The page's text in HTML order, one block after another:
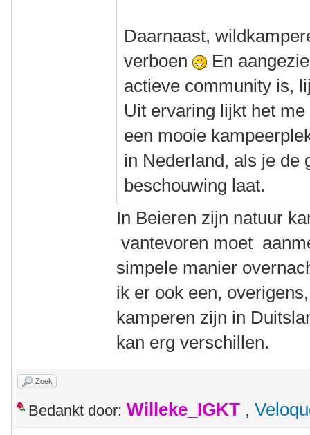
Daarnaast,
verboen
En
actieve community is,
Uit ervaring lijkt het
een mooie
in Nederland, als je de
beschouwing laat.
In Beieren zijn natuur
vantevoren moet
simpele manier
ik er ook een,
kamperen zijn in
kan erg verschillen.
Zoek
Bedankt door: Willeke_IGKT ,